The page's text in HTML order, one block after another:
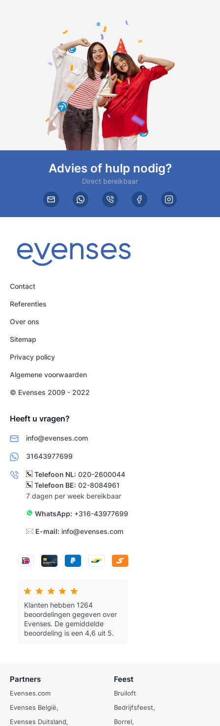
Advies of hulp nodig?
Direct bereikbaar
Contact
Referenties
Over ons
Sitemap
Privacy policy
Algemene voorwaarden
© Evenses 2009 - 2022
Heeft u vragen?
info@evenses.com
31643977699
Telefoon NL: 020-2600044
Telefoon BE: 02-8084961
7 dagen per week bereikbaar
WhatsApp: +316-43977699
E-mail: info@evenses.com
Klanten hebben 1264
beoordelingen gegeven over
Evenses. De gemiddelde
beoordeling is een 4,6 uit 5.
Partners
Evenses.com
Evenses België
Evenses Duitsland
Feest
Bruiloft
Bedrijfsfeest
Borrel